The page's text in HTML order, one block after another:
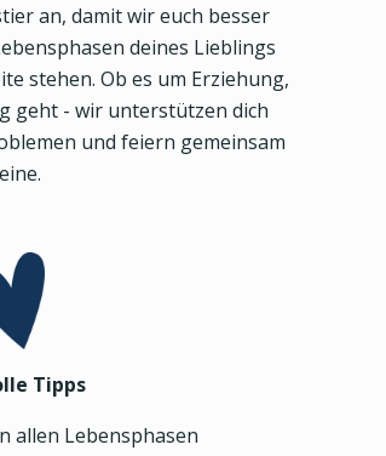
an, damit wir euch besser
deines Lieblings
stehen. Ob es um Erziehung,
geht - wir unterstützen dich
und feiern gemeinsam
Tipps
allen Lebensphasen